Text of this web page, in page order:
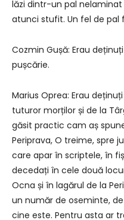
lăzi dintr-un pal
atunci stufit. Un fel de
Cozmin Gușă: Erau
pușcărie.
Marius Oprea: Erau
tuturor morților și de la
găsit practic cam aș
Periprava, O treime, spre
care apar în scriptele, în
decedați în cele două
Ocna și în lagărul de la
un număr de oseminte,
cine este. Pentru asta ar